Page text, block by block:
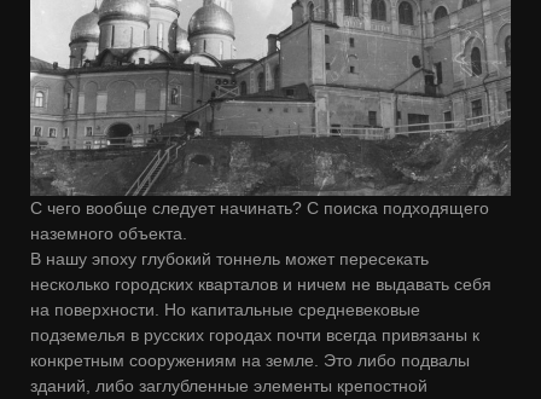
С чего вообще следует начинать? С поиска подходящего
наземного объекта.
В нашу эпоху глубокий тоннель может пересекать
несколько городских кварталов и ничем не выдавать себя
на поверхности. Но капитальные средневековые
подземелья в русских городах почти всегда привязаны к
конкретным сооружениям на земле. Это либо подвалы
зданий, либо заглубленные элементы крепостной